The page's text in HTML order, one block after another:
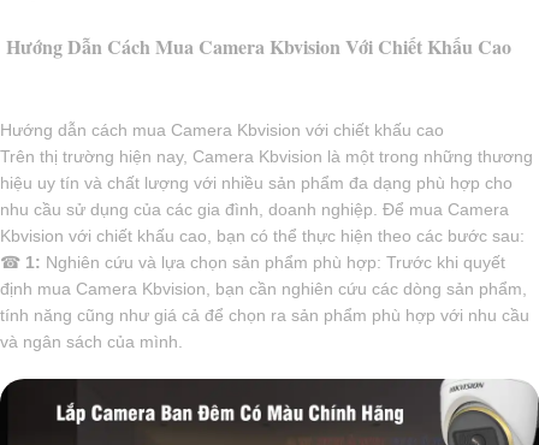
Hướng Dẫn Cách Mua Camera Kbvision Với Chiết Khấu Cao
Hướng dẫn cách mua Camera Kbvision với chiết khấu cao
Trên thị trường hiện nay, Camera Kbvision là một trong những thương
hiệu uy tín và chất lượng với nhiều sản phẩm đa dạng phù hợp cho
nhu cầu sử dụng của các gia đình, doanh nghiệp. Để mua Camera
Kbvision với chiết khấu cao, bạn có thể thực hiện theo các bước sau:
☎ 1: Nghiên cứu và lựa chọn sản phẩm phù hợp: Trước khi quyết
định mua Camera Kbvision, bạn cần nghiên cứu các dòng sản phẩm,
tính năng cũng như giá cả để chọn ra sản phẩm phù hợp với nhu cầu
và ngân sách của mình.